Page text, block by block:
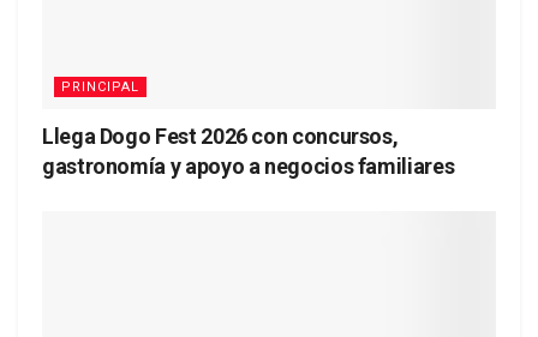
PRINCIPAL
Llega Dogo Fest 2026 con concursos,
gastronomía y apoyo a negocios familiares